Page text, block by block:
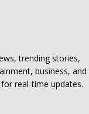
trending stories,
business, and
real-time updates.